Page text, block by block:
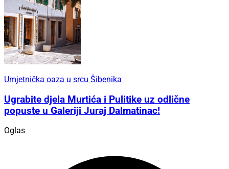
Umjetnička oaza u srcu Šibenika
Ugrabite djela Murtića i Pulitike uz odlične
popuste u Galeriji Juraj Dalmatinac!
Oglas